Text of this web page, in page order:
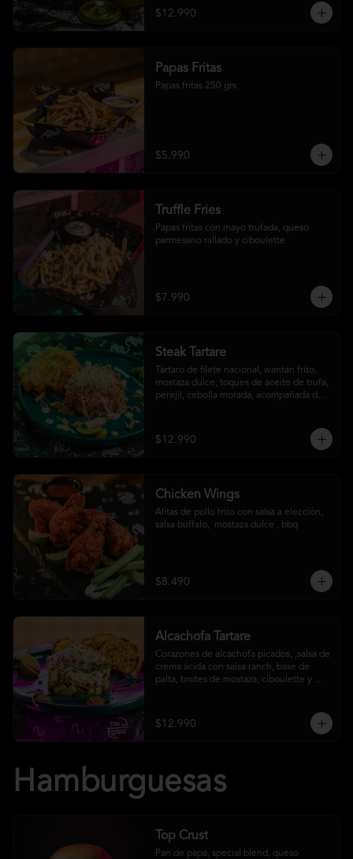
$12.990
Papas Fritas
Papas fritas 250 grs
$5.990
Truffle Fries
Papas fritas con mayo trufada, queso
parmesano rallado y ciboulette
$7.990
Steak Tartare
Tártaro de filete nacional, wantán frito,
mostaza dulce, toques de aceite de trufa,
perejil, cebolla morada, acompañada de
$12.990
Chicken Wings
Alitas de pollo frito con salsa a elección,
salsa buffalo,  mostaza dulce , bbq
$8.490
Alcachofa Tartare
Corazones de alcachofa picados, ,salsa de
crema ácida con salsa ranch, base de
palta, brotes de mostaza, ciboulette y
$12.990
Hamburguesas
Top Crust
Pan de papa, special blend, queso